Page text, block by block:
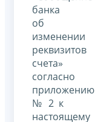
банка
об
изменении
реквизитов
счета»
согласно
приложению
№ 2 к
настоящему